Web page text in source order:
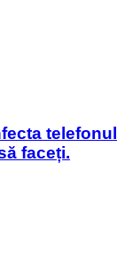
telefonul
faceți.